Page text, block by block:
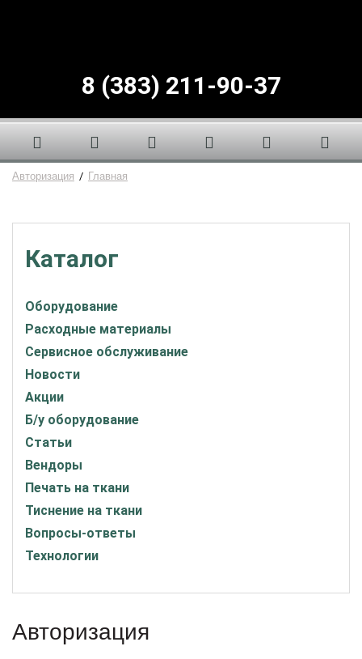
8 (383) 211-90-37
Авторизация / Главная
Каталог
Оборудование
Расходные материалы
Сервисное обслуживание
Новости
Акции
Б/у оборудование
Статьи
Вендоры
Печать на ткани
Тиснение на ткани
Вопросы-ответы
Технологии
Авторизация